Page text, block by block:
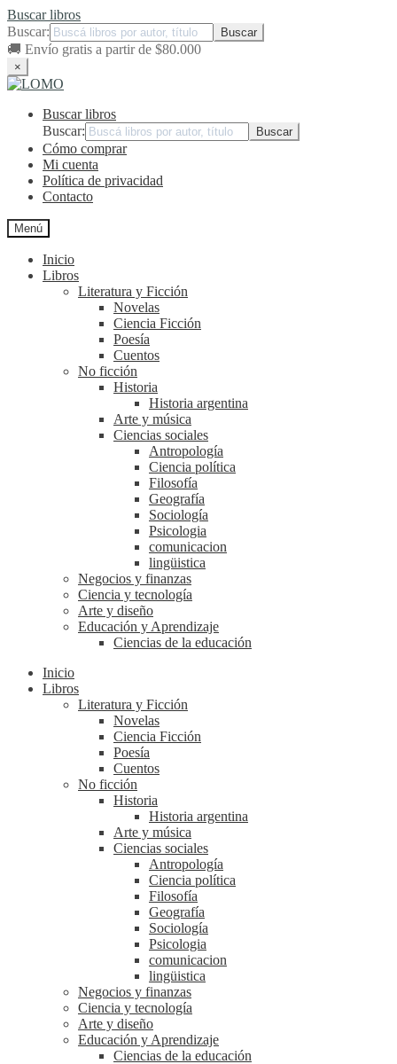
Buscar libros
Buscar:
🚚 Envío gratis a partir de $80.000
×
Ir
navegación
Ir
contenidoBuscar libros
Buscar:
Cómo comprar
Mi cuenta
Política de privacidad
Contacto
Menú
Inicio
Libros
Literatura y Ficción
Novelas
Ciencia Ficción
Poesía
Cuentos
No ficción
Historia
Historia argentina
Arte y música
Ciencias sociales
Antropología
Ciencia política
Filosofía
Geografía
Sociología
Psicologia
comunicacion
lingüistica
Negocios y finanzas
Ciencia y tecnología
Arte y diseño
Educación y Aprendizaje
Ciencias de la educación
Inicio
Libros
Literatura y Ficción
Novelas
Ciencia Ficción
Poesía
Cuentos
No ficción
Historia
Historia argentina
Arte y música
Ciencias sociales
Antropología
Ciencia política
Filosofía
Geografía
Sociología
Psicologia
comunicacion
lingüistica
Negocios y finanzas
Ciencia y tecnología
Arte y diseño
Educación y Aprendizaje
Ciencias de la educación